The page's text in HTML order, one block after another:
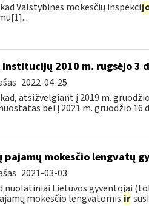
Valstybinės mokesčių inspekci
2010 m. rugsėjo 3
2022-04-25
atsižvelgiant į 2019 m.
bei į 2021 m. gruodžio 16
pajamų mokesčio lengvatų
2021-03-03
nuolatiniai Lietuvos gyventojai
mokesčio lengvatomis ir